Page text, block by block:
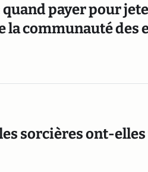
quand payer pour
la communauté des
sorcières ont-